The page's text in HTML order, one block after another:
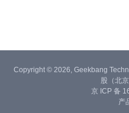
Copyright © 2026, Geekbang
股（北
京 ICP 备
产